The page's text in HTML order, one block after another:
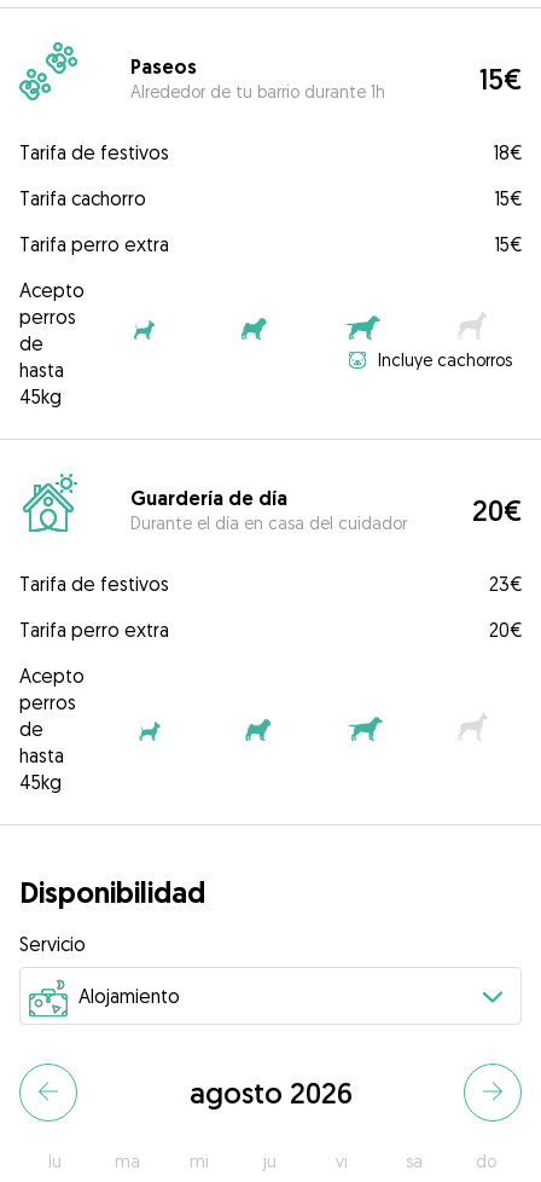
Paseos
Alrededor de tu barrio durante 1h 15€
Tarifa de festivos
18€
Tarifa cachorro
15€
Tarifa perro extra
15€
Acepto
perros
de
hasta
45kg
Incluye cachorros
Guardería de día
Durante el día en casa del cuidador 20€
Tarifa de festivos
23€
Tarifa perro extra
20€
Acepto
perros
de
hasta
45kg
Disponibilidad
Servicio
agosto 2026
lu ma mi ju vi sa do